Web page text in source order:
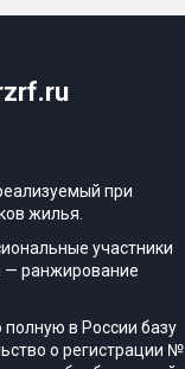
при
жилья.
участники
— ранжирование
в России базу
о регистрации №